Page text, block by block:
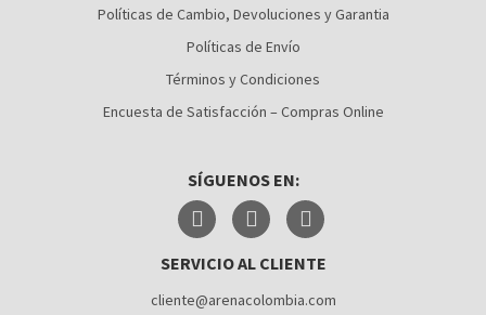
Políticas de Cambio, Devoluciones y Garantia
Políticas de Envío
Términos y Condiciones
Encuesta de Satisfacción – Compras Online
SÍGUENOS EN:
SERVICIO AL CLIENTE
cliente@arenacolombia.com